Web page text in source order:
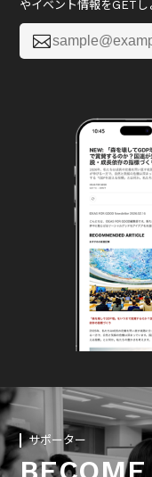
やイベント情報をGETし

サポーター